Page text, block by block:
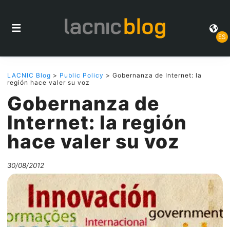
ES
LACNIC Blog > Public Policy > Gobernanza de Internet: la
región hace valer su voz
Gobernanza de
Internet: la región
hace valer su voz
30/08/2012